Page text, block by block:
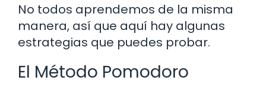
No todos aprendemos de la misma
manera, así que aquí hay algunas
estrategias que puedes probar.
El Método Pomodoro